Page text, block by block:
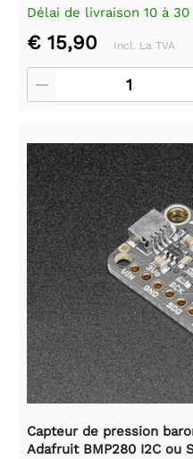
Délai de livraison 10 à
€ 15,90 Incl. La TVA
Capteur de pression
Adafruit BMP280 I2C ou